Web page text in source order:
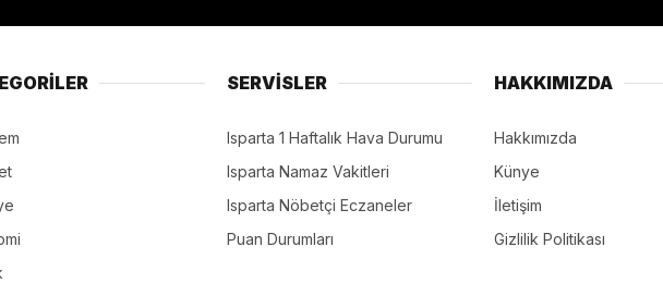
SERVİSLER
Isparta 1 Haftalık Hava Durumu
Isparta Namaz Vakitleri
Isparta Nöbetçi Eczaneler
Puan Durumları
HAKKIMIZDA
Hakkımızda
Künye
İletişim
Gizlilik Politikası